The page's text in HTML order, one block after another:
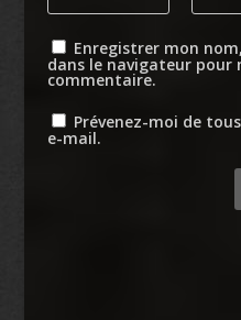
Enregistrer mon
dans le navigateur pour
commentaire.
Prévenez-moi de
e-mail.